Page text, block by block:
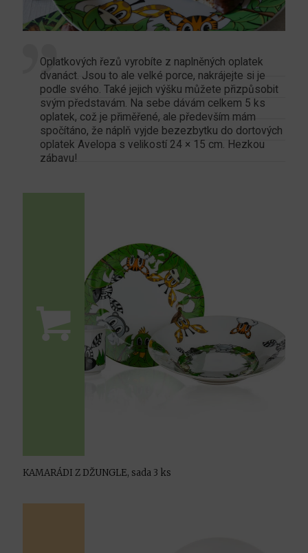
Oplatkových řezů vyrobíte z naplněných oplatek
dvanáct. Jsou to ale velké porce, nakrájejte si je
podle svého. Také jejich výšku můžete přizpůsobit
svým představám. Na sebe dávám celkem 5 ks
oplatek, což je přiměřené, ale především mám
spočítáno, že náplň vyjde bezezbytku do dortových
oplatek Avelopa s velikostí 24 × 15 cm. Hezkou
zábavu!
KAMARÁDI Z DŽUNGLE, sada 3 ks